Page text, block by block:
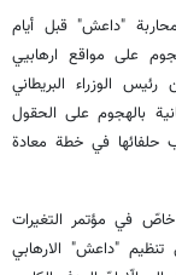
"داعش" قبل أيام
على مواقع ارهابيي
الوزراء البريطاني
بالهجوم على الحقول
حلفائها في خطة معادة
خاصّ في مؤتمر التغيرات
"داعش" الارهابي